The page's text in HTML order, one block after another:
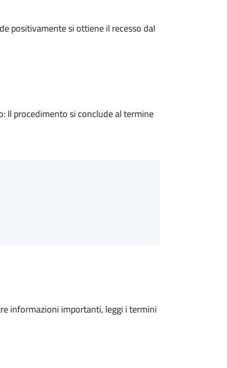
positivamente si ottiene il recesso dal
Il procedimento si conclude al termine
informazioni importanti, leggi i termini